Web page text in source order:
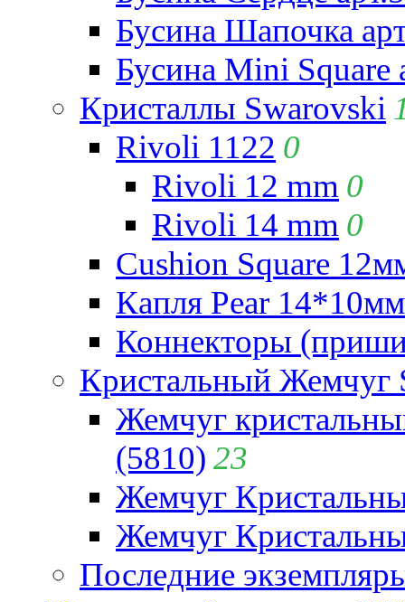
Бусина Шапочка
Бусина Mini Square
Кристаллы Swarovski
Rivoli 1122 0
Rivoli 12 mm 0
Rivoli 14 mm 0
Cushion Square
Капля Pear
Коннекторы
Кристальный Жемчуг
Жемчуг
(5810) 23
Жемчуг
Жемчуг
Последние